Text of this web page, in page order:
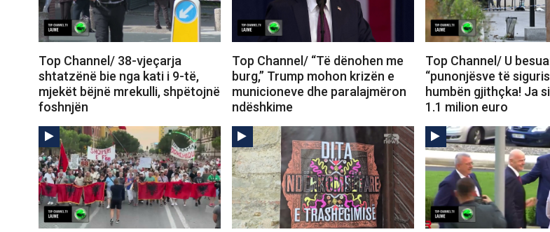
Top Channel/ 38-vjeçarja
shtatzënë bie nga kati i 9-të,
mjekët bëjnë mrekulli, shpëtojnë
foshnjën
Top Channel/ “Të dënohen me
burg,” Trump mohon krizën e
municioneve dhe paralajmëron
ndëshkime
Top Channel/ U
“punonjësve të
humbën gjithçka! Ja
1.1 milion euro